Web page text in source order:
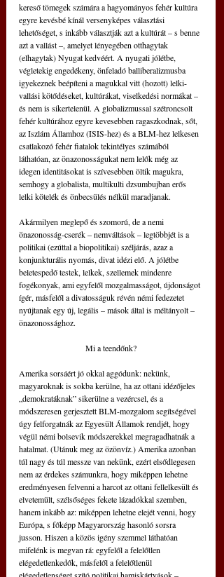
kereső tömegek számára a hagyományos fehér kultúra
egyre kevésbé kínál versenyképes választási
lehetőséget, s inkább választják azt a kultúrát – s benne
azt a vallást –, amelyet lényegében otthagytak
(elhagytak) Nyugat kedvéért. A nyugati jólétbe,
végletekig engedékeny, önfeladó balliberalizmusba
igyekeznek beépíteni a magukkal vitt (hozott) lelki-
vallási kötődéseket, kultúrákat, viselkedési normákat –
és nem is sikertelenül. A globalizmussal szétroncsolt
fehér kultúrához egyre kevesebben ragaszkodnak, sőt,
az Iszlám Államhoz (ISIS-hez) és a BLM-hez lelkesen
csatlakozó fehér fiatalok tekintélyes számából
láthatóan, az önazonosságukat nem lelők még az
idegen identitásokat is szívesebben öltik magukra,
semhogy a globalista, multikulti dzsumbujban erős
lelki kötelék és önbecsülés nélkül maradjanak.
Akármilyen meglepő és szomorú, de a nemi
önazonosság-cserék – nemváltások – legtöbbjét is a
politikai (ezúttal a biopolitikai) széljárás, azaz a
konjunkturális nyomás, divat idézi elő. A jólétbe
beletespedő testek, lelkek, szellemek mindenre
fogékonyak, ami egyfelől mozgalmasságot, újdonságot
ígér, másfelől a divatosságuk révén némi fedezetet
nyújtanak egy új, legális – mások által is méltányolt –
önazonossághoz.
Mi a teendőnk?
Amerika sorsáért jó okkal aggódunk: nekünk,
magyaroknak is sokba kerülne, ha az ottani idézőjeles
„demokratáknak” sikerülne a vezércsel, és a
módszeresen gerjesztett BLM-mozgalom segítségével
úgy felforgatnák az Egyesült Államok rendjét, hogy
végül némi bolsevik módszerekkel megragadhatnák a
hatalmat. (Utánuk meg az özönvíz.) Amerika azonban
túl nagy és túl messze van nekünk, ezért elsődlegesen
nem az érdekes számunkra, hogy miképpen lehetne
eredményesen felvenni a harcot az ottani fellelkesült és
elvetemült, szélsőséges fekete lázadókkal szemben,
hanem inkább az: miképpen lehetne elejét venni, hogy
Európa, s főképp Magyarország hasonló sorsra
jusson. Hiszen a közös igény szemmel láthatóan
mifelénk is megvan rá: egyfelől a felelőtlen
elégedetlenkedők, másfelől a felelőtlenül